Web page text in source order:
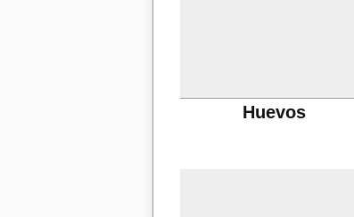
Huevos